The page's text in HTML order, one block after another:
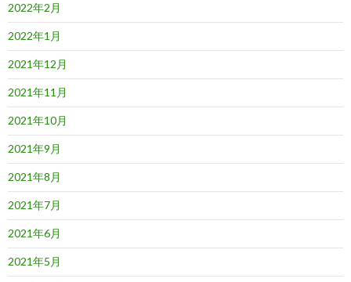
2022年2月
2022年1月
2021年12月
2021年11月
2021年10月
2021年9月
2021年8月
2021年7月
2021年6月
2021年5月